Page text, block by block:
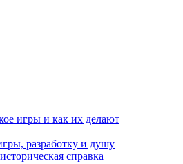
игры и как их делают
разработку и душу
справка